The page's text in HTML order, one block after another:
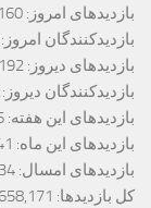
بازدیدهای امروز: 160
بازدیدکنندگان امروز:
بازدیدهای دیروز: 192
بازدیدکنندگان دیروز:
بازدیدهای این هفته:
بازدیدهای این ماه:
بازدیدهای امسال:
کل بازدیدها: